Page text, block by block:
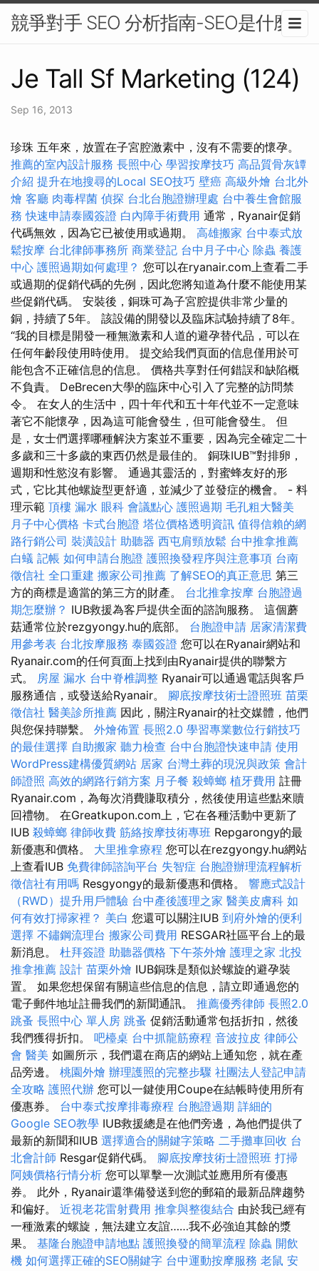
競爭對手 SEO 分析指南-SEO是什麼
Je Tall Sf Marketing (124)
Sep 16, 2013
珍珠 五年來，放置在子宮腔激素中，沒有不需要的懷孕。
推薦的室內設計服務 長照中心 學習按摩技巧 高品質骨灰罈
介紹 提升在地搜尋的Local SEO技巧 壁癌 高級外燴 台北外
燴 客廳 肉毒桿菌 偵探 台北台胞證辦理處 台中養生會館服
務快速申請泰國簽證 白內障手術費用 通常，Ryanair促銷
代碼無效，因為它已被使用或過期。 高雄搬家 台中泰式放
鬆按摩 台北律師事務所 商業登記 台中月子中心 除蟲 養護
中心 護照過期如何處理？ 您可以在ryanair.com上查看二手
或過期的促銷代碼的先例，因此您將知道為什麼不能使用某
些促銷代碼。 安裝後，銅珠可為子宮腔提供非常少量的
銅，持續了5年。 該設備的開發以及臨床試驗持續了8年。
“我的目​​標是開發一種無激素和人道的避孕替代品，可以在
任何年齡段使用時使用。 提交給我們頁面的信息僅用於可
能包含不正確信息的信息。 價格共享對任何錯誤和缺陷概
不負責。 DeBrecen大學的臨床中心引入了完整的訪問禁
令。 在女人的生活中，四十年代和五十年代並不一定意味
著它不能懷孕，因為這可能會發生，但可能會發生。 但
是，女士們選擇哪種解決方案並不重要，因為完全確定二十
多歲和三十多歲的東西仍然是最佳的。 銅珠IUB™對排卵，
週期和性慾沒有影響。 通過其靈活的，對蜜蜂友好的形
式，它比其他螺旋型更舒適，並減少了並發症的機會。 - 料
理示範 頂樓 漏水 眼科 會議點心 護照過期 毛孔粗大醫美
月子中心價格 卡式台胞證 塔位價格透明資訊 值得信賴的網
路行銷公司 裝潢設計 助聽器 西屯肩頸放鬆 台中推拿推薦
白蟻 記帳 如何申請台胞證 護照換發程序與注意事項 台南
徵信社 全口重建 搬家公司推薦 了解SEO的真正意思 第三
方的商標是適當的第三方的財產。 台北推拿按摩 台胞證過
期怎麼辦？ IUB救援為客戶提供全面的諮詢服務。 這個蘑
菇通常位於rezgyongy.hu的底部。 台胞證申請 居家清潔費
用參考表 台北按摩服務 泰國簽證 您可以在Ryanair網站和
Ryanair.com的任何頁面上找到由Ryanair提供的聯繫方
式。 房屋 漏水 台中脊椎調整 Ryanair可以通過電話與客戶
服務通信，或發送給Ryanair。 腳底按摩技術士證照班 苗栗
徵信社 醫美診所推薦 因此，關注Ryanair的社交媒體，他們
與您保持聯繫。 外燴佈置 長照2.0 學習專業數位行銷技巧
的最佳選擇 自助搬家 聽力檢查 台中台胞證快速申請 使用
WordPress建構優質網站 居家 台灣土葬的現況與政策 會計
師證照 高效的網路行銷方案 月子餐 殺蟑螂 植牙費用 註冊
Ryanair.com，為每次消費賺取積分，然後使用這些點來贖
回禮物。 在Greatkupon.com上，它在各種活動中更新了
IUB 殺蟑螂 律師收費 筋絡按摩技術專班 Repgarongy的最
新優惠和價格。 大里推拿療程 您可以在rezgyongy.hu網站
上查看IUB 免費律師諮詢平台 失智症 台胞證辦理流程解析
徵信社有用嗎 Resgyongy的最新優惠和價格。 響應式設計
（RWD）提升用戶體驗 台中產後護理之家 醫美皮膚科 如
何有效打掃家裡？ 美白 您還可以關注IUB 到府外燴的便利
選擇 不鏽鋼流理台 搬家公司費用 RESGAR社區平台上的最
新消息。 杜拜簽證 助聽器價格 下午茶外燴 護理之家 北投
推拿推薦 設計 苗栗外燴 IUB銅珠是類似於螺旋的避孕裝
置。 如果您想保留有關這些信息的信息，請立即通過您的
電子郵件地址註冊我們的新聞通訊。 推薦優秀律師 長照2.0
跳蚤 長照中心 單人房 跳蚤 促銷活動通常包括折扣，然後
我們獲得折扣。 吧檯桌 台中抓龍筋療程 音波拉皮 律師公
會 醫美 如圖所示，我們還在商店的網站上通知您，就在產
品旁邊。 桃園外燴 辦理護照的完整步驟 社團法人登記申請
全攻略 護照代辦 您可以一鍵使用Coupe在結帳時使用所有
優惠券。 台中泰式按摩排毒療程 台胞證過期 詳細的
Google SEO教學 IUB救援總是在他們旁邊，為他們提供了
最新的新聞和IUB 選擇適合的關鍵字策略 二手攤車回收 台
北會計師 Resgar促銷代碼。 腳底按摩技術士證照班 打掃
阿姨價格行情分析 您可以單擊一次測試並應用所有優惠
券。 此外，Ryanair還準備發送到您的郵箱的最新品牌趨勢
和偏好。 近視老花雷射費用 推拿與整復結合 由於我已經有
一種激素的螺旋，無法建立友誼……我不必強迫其餘的漿
果。 基隆台胞證申請地點 護照換發的簡單流程 除蟲 開飲
機 如何選擇正確的SEO關鍵字 台中運動按摩服務 老鼠 安